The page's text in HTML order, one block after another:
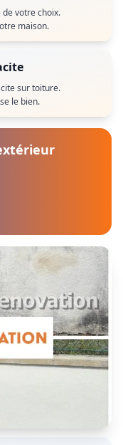
votre choix.
maison.
sur toiture.
le bien.